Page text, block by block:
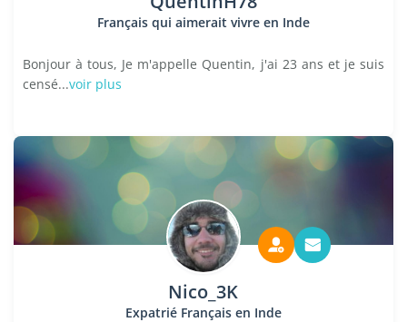
Français qui aimerait vivre en Inde
Bonjour à tous, Je m'appelle Quentin, j'ai 23 ans et je suis
censé...voir plus
Nico_3K
Expatrié Français en Inde